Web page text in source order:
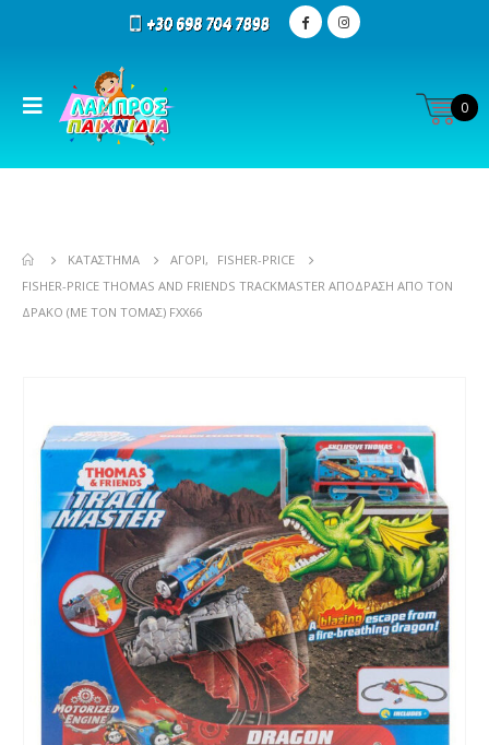
0
ΚΑΤΆΣΤΗΜΑ ΑΓΌΡΙ,
FISHER-PRICE
FISHER-PRICE THOMAS AND FRIENDS TRACKMASTER ΑΠΌΔΡΑΣΗ ΑΠΌ ΤΟΝ
ΔΡΆΚΟ (ΜΕ ΤΟΝ ΤΌΜΑΣ) FXX66